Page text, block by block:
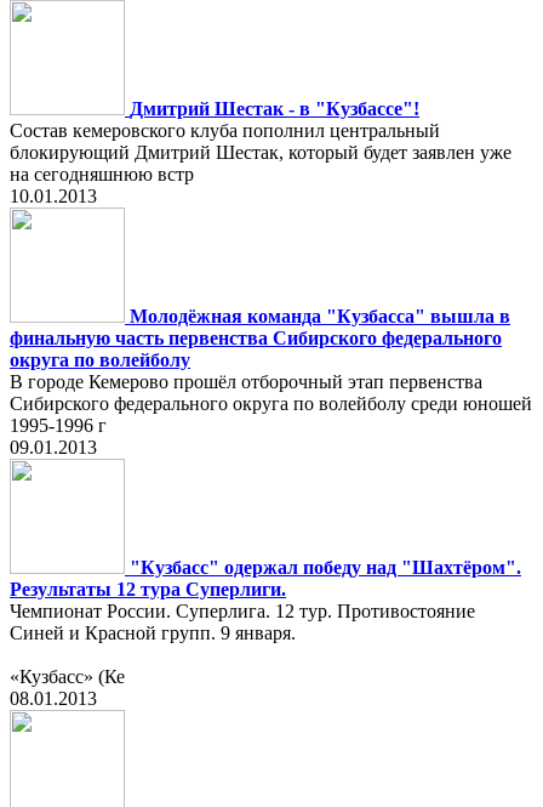
Дмитрий Шестак - в "Кузбассе"!
Состав кемеровского клуба пополнил центральный
блокирующий Дмитрий Шестак, который будет заявлен уже
на сегодняшнюю встр
10.01.2013
Молодёжная команда "Кузбасса" вышла в
финальную часть первенства Сибирского федерального
округа по волейболу
В городе Кемерово прошёл отборочный этап первенства
Сибирского федерального округа по волейболу среди юношей
1995-1996 г
09.01.2013
"Кузбасс" одержал победу над "Шахтёром".
Результаты 12 тура Суперлиги.
Чемпионат России. Суперлига. 12 тур. Противостояние
Синей и Красной групп. 9 января.
«Кузбасс» (Ке
08.01.2013